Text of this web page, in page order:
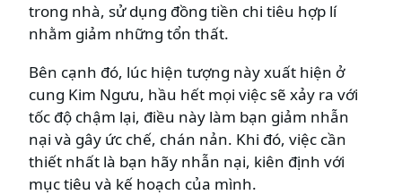
trong nhà, sử dụng đồng tiền chi tiêu hợp lí
nhằm giảm những tổn thất.
Bên cạnh đó, lúc hiện tượng này xuất hiện ở
cung Kim Ngưu, hầu hết mọi việc sẽ xảy ra với
tốc độ chậm lại, điều này làm bạn giảm nhẫn
nại và gây ức chế, chán nản. Khi đó, việc cần
thiết nhất là bạn hãy nhẫn nại, kiên định với
mục tiêu và kế hoạch của mình.